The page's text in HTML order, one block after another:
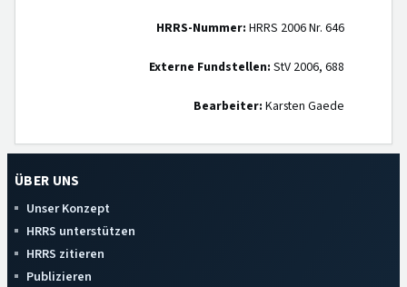
HRRS-Nummer: HRRS 2006 Nr. 646
Externe Fundstellen: StV 2006, 688
Bearbeiter: Karsten Gaede
ÜBER UNS
Unser Konzept
HRRS unterstützen
HRRS zitieren
Publizieren